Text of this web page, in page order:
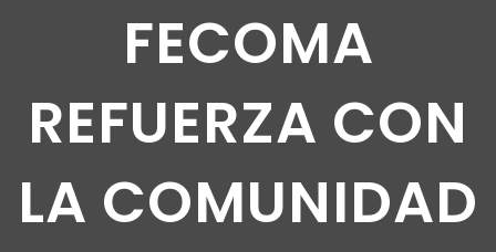
FECOMA
REFUERZA CON
LA COMUNIDAD